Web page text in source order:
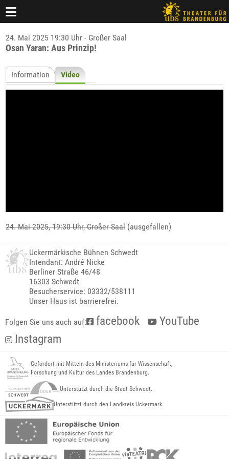
24. Mai 2025 19:30 Uhr - Großer Saal
Osan Yaran: Aus Prinzip!
Information Video
24. Mai 2025, 19:30 Uhr,Großer Saal(ausgefallen)
Uckermärkische Bühnen Schwedt
Intendant: André Nicke
Berliner Straße 46/48
16303 Schwedt
Besucherservice: 03332/538111
Unser Haus ist barrierefrei.
Folgen Sie uns auch auf: facebook
YouTube
Instagram
Gefördert mit Mitteln des Ministeriums für Wissenschaft,
Forschung und Kultur des Landes Brandenburg.
Unterstützt durch die Stadt Schwedt.
Unterstützt durch den Landkreis Uckermark.